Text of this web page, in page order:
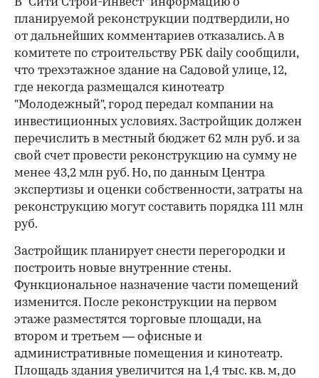
В "Сити Строй-Инвест" информацию о
планируемой реконструкции подтвердили, но
от дальнейших комментариев отказались. А в
комитете по строительству РБК daily сообщили,
что трехэтажное здание на Садовой улице, 12,
где некогда размещался кинотеатр
"Молодежный", город передал компании на
инвестиционных условиях. Застройщик должен
перечислить в местный бюджет 62 млн руб. и за
свой счет провести реконструкцию на сумму не
менее 43,2 млн руб. Но, по данным Центра
экспертизы и оценки собственности, затраты на
реконструкцию могут составить порядка 111 млн
руб.
Застройщик планирует снести перегородки и
построить новые внутренние стены.
Функциональное назначение части помещений
изменится. После реконструкции на первом
этаже разместятся торговые площади, на
втором и третьем — офисные и
административные помещения и кинотеатр.
Площадь здания увеличится на 1,4 тыс. кв. м, до